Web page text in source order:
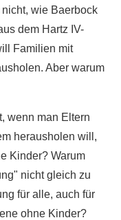
wie Baerbock
dem Hartz IV-
Familien mit
Aber warum
wenn man Eltern
herausholen will,
Kinder? Warum
nicht gleich zu
für alle, auch für
ohne Kinder?